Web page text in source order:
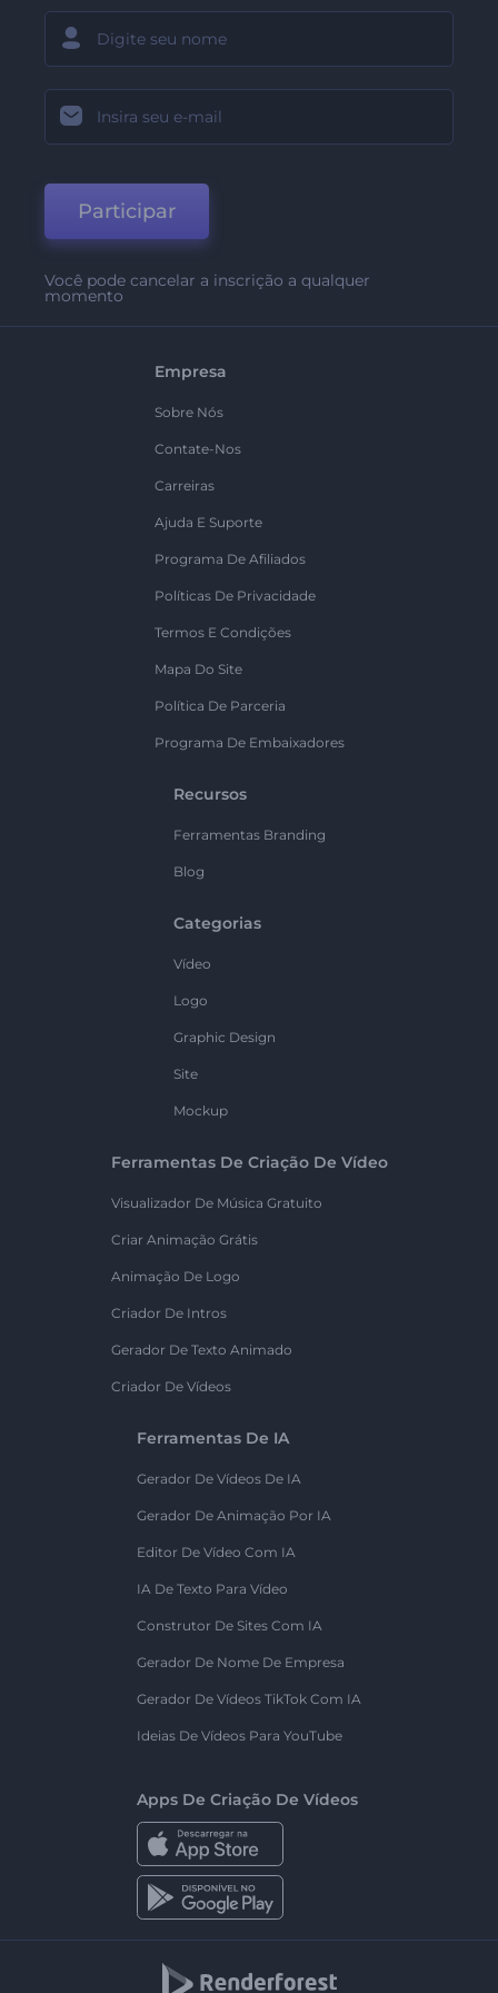
Participar
Você pode cancelar a inscrição a qualquer
momento
Empresa
Sobre Nós
Contate-Nos
Carreiras
Ajuda E Suporte
Programa De Afiliados
Políticas De Privacidade
Termos E Condições
Mapa Do Site
Política De Parceria
Programa De Embaixadores
Recursos
Ferramentas Branding
Blog
Categorias
Vídeo
Logo
Graphic Design
Site
Mockup
Ferramentas De Criação De Vídeo
Visualizador De Música Gratuito
Criar Animação Grátis
Animação De Logo
Criador De Intros
Gerador De Texto Animado
Criador De Vídeos
Ferramentas De IA
Gerador De Vídeos De IA
Gerador De Animação Por IA
Editor De Vídeo Com IA
IA De Texto Para Vídeo
Construtor De Sites Com IA
Gerador De Nome De Empresa
Gerador De Vídeos TikTok Com IA
Ideias De Vídeos Para YouTube
Apps De Criação De Vídeos